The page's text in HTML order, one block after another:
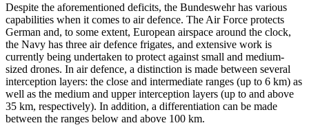
Despite the aforementioned deficits, the Bundeswehr has various
capabilities when it comes to air defence. The Air Force pro­tects
German and, to some extent, Euro­pean airspace around the clock,
the Navy has three air defence frigates, and extensive work is
currently being undertaken to pro­tect against small and medium-
sized drones. In air defence, a distinction is made be­tween several
interception layers: the close and intermediate ranges (up to 6 km) as
well as the medium and upper interception layers (up to and above
35 km, respectively). In addition, a differentiation can be made
between the ranges below and above 100 km.